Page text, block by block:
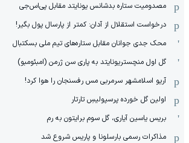
مصدومیت ستاره بدشانس یونایتد مقابل پی‌اس‌جی
درخواست استقلال از آدان: کمتر از پارسال پول بگیر!
محک جدی ‌جوانان مقابل ستاره‌های تیم ملی بسکتبال
گل اول منچستریونایتد به پاری سن ژرمن (امبئومبو)
آریو اسلامشهر سرمربی مس رفسنجان را هوا کرد!
اولین گل خورده پرسپولیسِ تارتار
بریس یاسین آیاری، گل سوم برایتون به رم
مذاکرات رسمی بارسلونا و پاریس شروع شد